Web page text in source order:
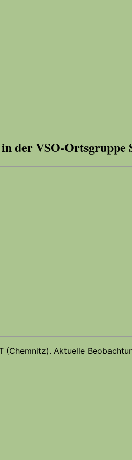
der VSO-Ortsgruppe
(Chemnitz). Aktuelle